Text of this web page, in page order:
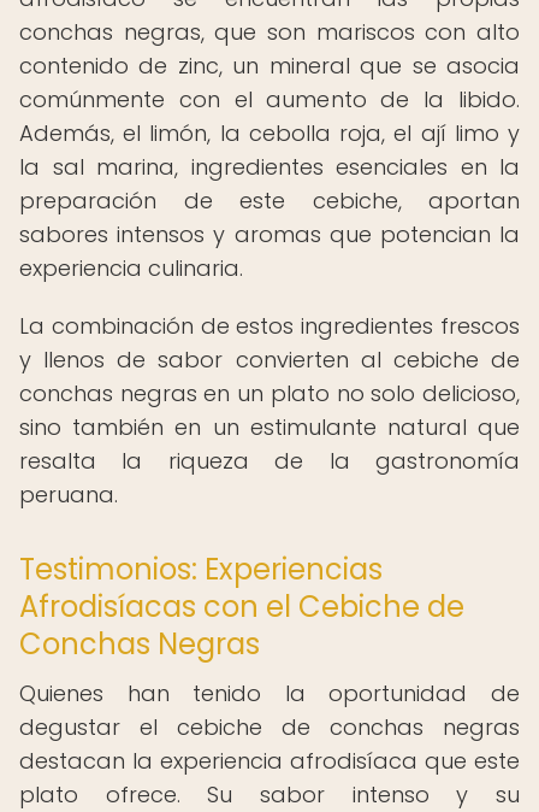
conchas negras, que son mariscos con alto
contenido de zinc, un mineral que se asocia
comúnmente con el aumento de la libido.
Además, el limón, la cebolla roja, el ají limo y
la sal marina, ingredientes esenciales en la
preparación de este cebiche, aportan
sabores intensos y aromas que potencian la
experiencia culinaria.
La combinación de estos ingredientes frescos
y llenos de sabor convierten al cebiche de
conchas negras en un plato no solo delicioso,
sino también en un estimulante natural que
resalta la riqueza de la gastronomía
peruana.
Testimonios: Experiencias
Afrodisíacas con el Cebiche de
Conchas Negras
Quienes han tenido la oportunidad de
degustar el cebiche de conchas negras
destacan la experiencia afrodisíaca que este
plato ofrece. Su sabor intenso y su